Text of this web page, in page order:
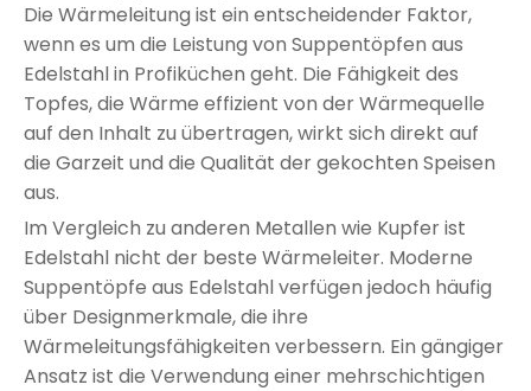
Die Wärmeleitung ist ein entscheidender Faktor,
wenn es um die Leistung von Suppentöpfen aus
Edelstahl in Profiküchen geht. Die Fähigkeit des
Topfes, die Wärme effizient von der Wärmequelle
auf den Inhalt zu übertragen, wirkt sich direkt auf
die Garzeit und die Qualität der gekochten Speisen
aus.
Im Vergleich zu anderen Metallen wie Kupfer ist
Edelstahl nicht der beste Wärmeleiter. Moderne
Suppentöpfe aus Edelstahl verfügen jedoch häufig
über Designmerkmale, die ihre
Wärmeleitungsfähigkeiten verbessern. Ein gängiger
Ansatz ist die Verwendung einer mehrschichtigen